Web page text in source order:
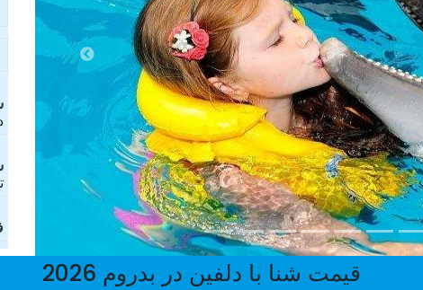
قیمت شنا با دلفین در بدروم 2026